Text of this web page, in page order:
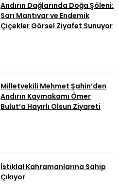
Andırın Dağlarında Doğa Şöleni:
Sarı Mantıvar ve Endemik
Çiçekler Görsel Ziyafet Sunuyor
Milletvekili Mehmet Şahin’den
Andırın Kaymakamı Ömer
Bulut’a Hayırlı Olsun Ziyareti
İstiklal Kahramanlarına Sahip
Çıkıyor